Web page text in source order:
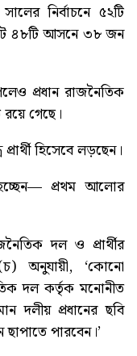
নির্বাচনে ৫২টি
৪৮টি আসনে ৩৮ জন
প্রধান রাজনৈতিক
গেছে।
হিসেবে লড়ছেন।
— প্রথম আলোর
দল ও প্রার্থীর
অনুযায়ী, ‘কোনো
দল কর্তৃক মনোনীত
দলীয় প্রধানের ছবি
পারবেন।’